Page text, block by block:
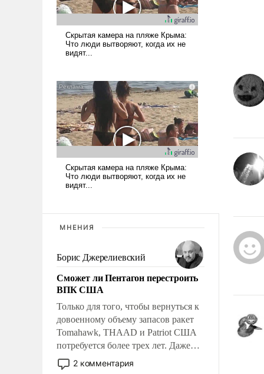
МНЕНИЯ
Борис Джерелиевский
Сможет ли Пентагон перестроить
ВПК США
Только для того, чтобы вернуться к
довоенному объему запасов ракет
Tomahawk, THAAD и Patriot США
потребуется более трех лет. Даже
небольшая война с Ираном
опустошила американские
2 комментария